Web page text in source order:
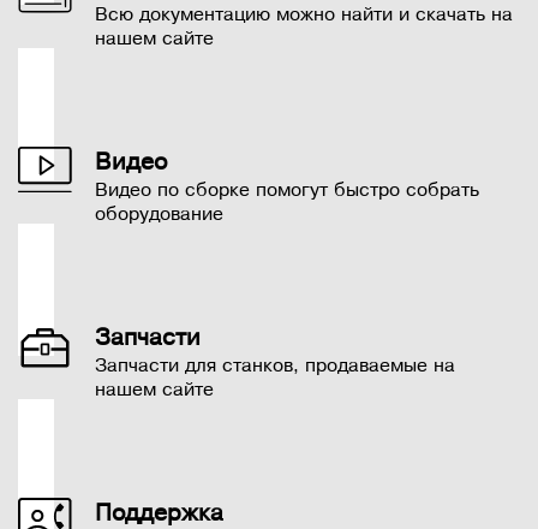
Всю документацию можно найти и скачать на
нашем сайте
Видео
Видео по сборке помогут быстро собрать
оборудование
Запчасти
Запчасти для станков, продаваемые на
нашем сайте
Поддержка